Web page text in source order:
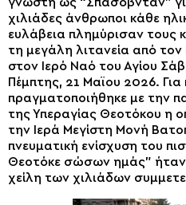
γνωστή ως “Σπασόβνταν”
χιλιάδες άνθρωποι κάθε
ευλάβεια πλημύρισαν τους
τη μεγάλη λιτανεία από
στον Ιερό Ναό του Αγίου
Πέμπτης, 21 Μαϊου 2026.
πραγματοποιήθηκε με την
της Υπεραγίας Θεοτόκου η
την Ιερά Μεγίστη Μονή
πνευματική ενίσχυση του
Θεοτόκε σώσων ημάς”
χείλη των χιλιάδων